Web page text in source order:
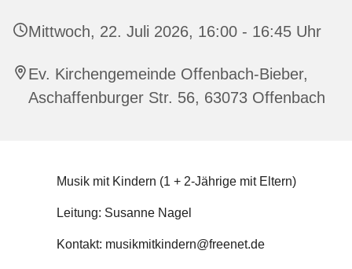
Mittwoch, 22. Juli 2026, 16:00 - 16:45 Uhr
Ev. Kirchengemeinde Offenbach-Bieber,
Aschaffenburger Str. 56, 63073 Offenbach
Musik mit Kindern (1 + 2-Jährige mit Eltern)
Leitung: Susanne Nagel
Kontakt: musikmitkindern@freenet.de